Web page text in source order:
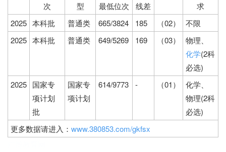
次
型
最低位次
线差
求
2025 本科批 普通类 665/3824 185 （02）
不限
2025 本科批 普通类 649/5269 169 （03）
物理、
化学(2科
必选)
2025 国家专
项计划
批
国家专
项计划
614/9773 - （01）
化学、
物理(2科
必选)
更多数据请进入： www.380853.com/gkfsx